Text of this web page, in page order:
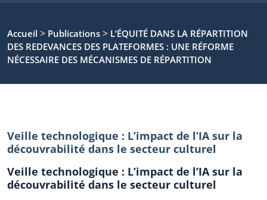
Accueil > Publications > L’ÉQUITÉ DANS LA RÉPARTITION
DES REDEVANCES DES PLATEFORMES : UNE RÉFORME
NÉCESSAIRE DES MÉCANISMES DE RÉPARTITION
Veille technologique : L’impact de l’IA sur la
découvrabilité dans le secteur culturel
Veille technologique : L’impact de l’IA sur la
découvrabilité dans le secteur culturel